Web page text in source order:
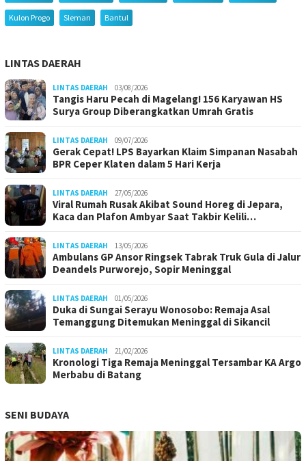
Kulon Progo Sleman Bantul
LINTAS DAERAH
LINTAS DAERAH 03/08/2026
Tangis Haru Pecah di Magelang! 156 Karyawan HS
Surya Group Diberangkatkan Umrah Gratis
LINTAS DAERAH 09/07/2026
Gerak Cepat! LPS Bayarkan Klaim Simpanan Nasabah
BPR Ceper Klaten dalam 5 Hari Kerja
LINTAS DAERAH 27/05/2026
Viral Rumah Rusak Akibat Sound Horeg di Jepara,
Kaca dan Plafon Ambyar Saat Takbir Kelili…
LINTAS DAERAH 13/05/2026
Ambulans GP Ansor Ringsek Tabrak Truk Gula di Jalur
Deandels Purworejo, Sopir Meninggal
LINTAS DAERAH 01/05/2026
Duka di Sungai Serayu Wonosobo: Remaja Asal
Temanggung Ditemukan Meninggal di Sikancil
LINTAS DAERAH 21/02/2026
Kronologi Tiga Remaja Meninggal Tersambar KA Argo
Merbabu di Batang
SENI BUDAYA